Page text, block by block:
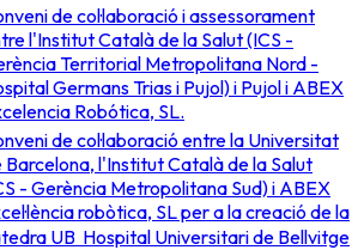
de col·laboració i assessorament
l'Institut Català de la Salut (ICS -
Territorial Metropolitana Nord -
Germans Trias i Pujol) i Pujol i ABEX
Robótica, SL.
de col·laboració entre la Universitat
Barcelona, l'Institut Català de la Salut
- Gerència Metropolitana Sud) i ABEX
robòtica, SL per a la creació de la
UB  Hospital Universitari de Bellvitge